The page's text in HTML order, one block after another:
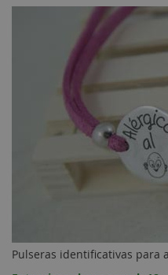
Pulseras identificativas para